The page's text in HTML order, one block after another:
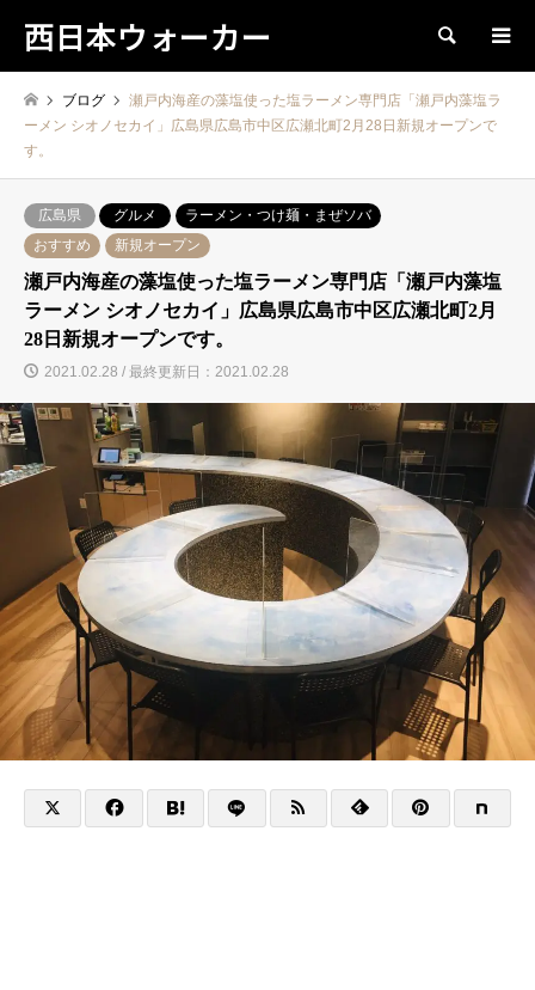
西日本ウォーカー 検索
ブログ
瀬戸内海産の藻塩使った塩ラーメン専門店「瀬戸内藻塩ラ
ーメン シオノセカイ」広島県広島市中区広瀬北町2月28日新規オープンで
す。
広島県 グルメ
ラーメン・つけ麺・まぜソバ
おすすめ
新規オープン
瀬戸内海産の藻塩使った塩ラーメン専門店「瀬戸内藻塩
ラーメン シオノセカイ」広島県広島市中区広瀬北町2月
28日新規オープンです。
2021.02.28 / 最終更新日：2021.02.28